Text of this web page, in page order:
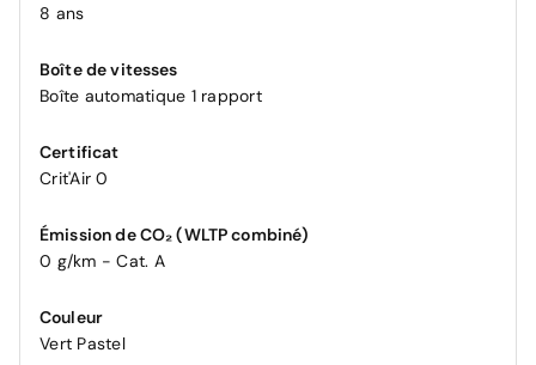
8 ans
Boîte de vitesses
Boîte automatique 1 rapport
Certificat
Crit'Air 0
Émission de CO₂ (WLTP combiné)
0 g/km - Cat. A
Couleur
Vert Pastel